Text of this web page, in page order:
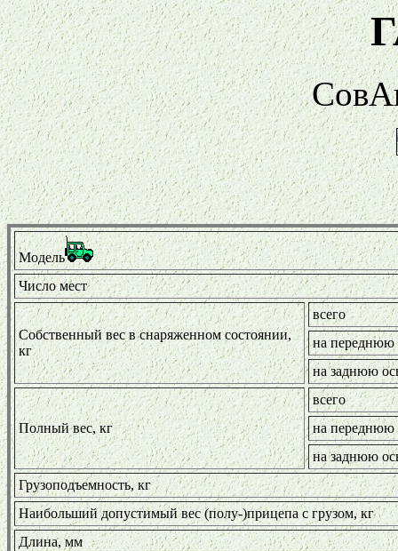
Модель
Число мест
Собственный вес в снаряженном состоянии,
кг
всего
на переднюю
на заднюю
Полный вес, кг
всего
на переднюю
на заднюю
Грузоподъемность, кг
Наибольший допустимый вес (полу-)прицепа с грузом, кг
Длина, мм